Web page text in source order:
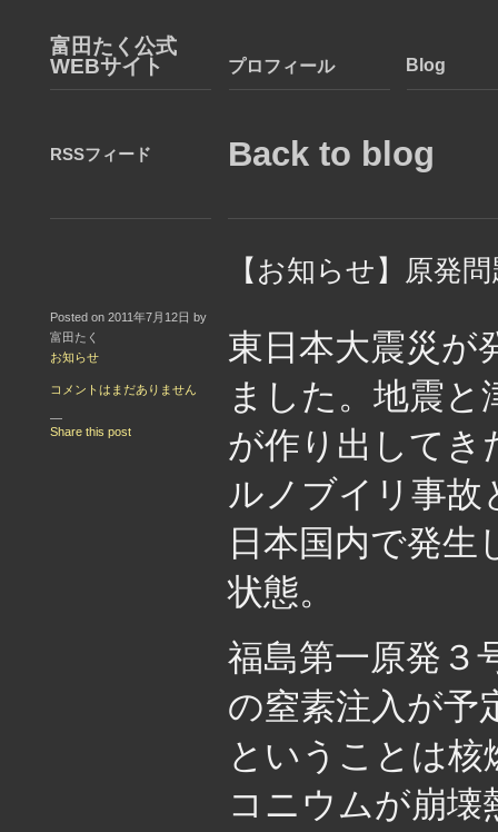
富田たく公式
WEBサイト
プロフィール Blog
RSSフィード Back to blog
【お知らせ】原発
Posted on 2011年7月12日 by
富田たく
お知らせ
コメントはまだありません
—
Share this post
東日本大震災が
ました。地震と
が作り出してき
ルノブイリ事故
日本国内で発
状態。
福島第一原発３
の窒素注入が予
ということは
コニウムが崩